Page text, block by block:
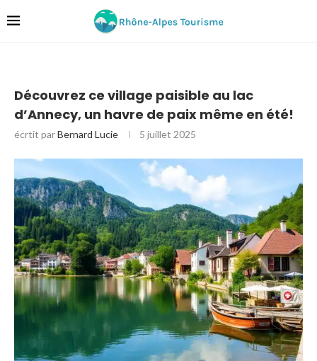
Découvrez ce village paisible au lac
d’Annecy, un havre de paix même en été!
écrtit parBernard Lucie 5 juillet 2025